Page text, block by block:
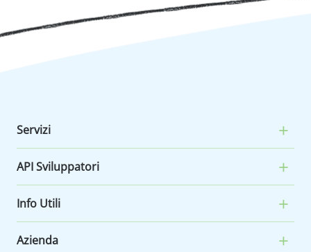
Servizi
API Sviluppatori
Info Utili
Azienda